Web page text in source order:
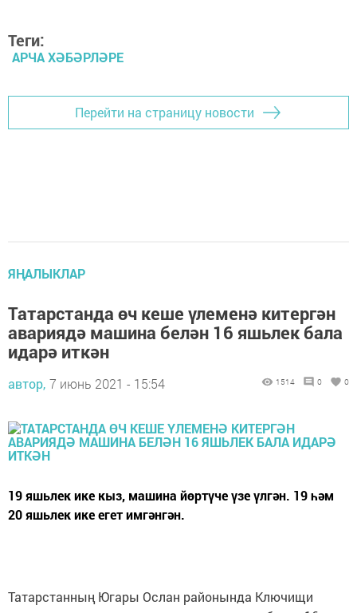
Теги:
АРЧА ХӘБӘРЛӘРЕ
Перейти на страницу новости
ЯҢАЛЫКЛАР
Татарстанда өч кеше үлеменә китергән
авариядә машина белән 16 яшьлек бала
идарә иткән
автор, 7 июнь 2021 - 15:54 1514 0 0
19 яшьлек ике кыз, машина йөртүче үзе үлгән. 19 һәм
20 яшьлек ике егет имгәнгән.
Татарстанның Югары Ослан районында Ключищи